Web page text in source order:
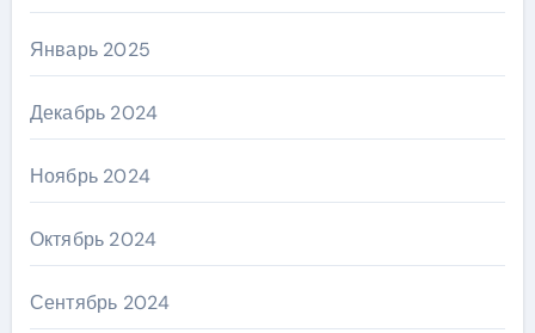
Январь 2025
Декабрь 2024
Ноябрь 2024
Октябрь 2024
Сентябрь 2024